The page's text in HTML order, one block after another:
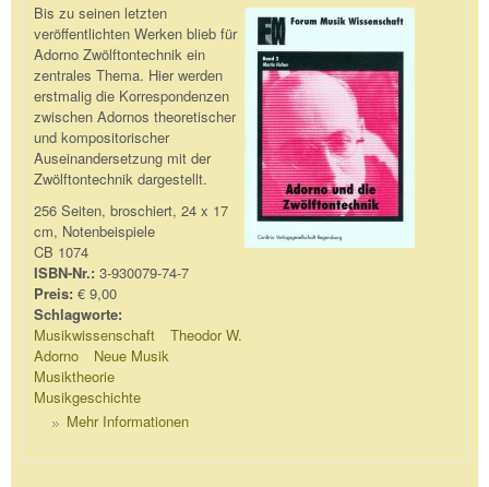
Bis zu seinen letzten
veröffentlichten Werken blieb für
Adorno Zwölftontechnik ein
zentrales Thema. Hier werden
erstmalig die Korrespondenzen
zwischen Adornos theoretischer
und kompositorischer
Auseinandersetzung mit der
Zwölftontechnik dargestellt.
256 Seiten, broschiert, 24 x 17
cm, Notenbeispiele
CB 1074
ISBN-Nr.: 3-930079-74-7
Preis: € 9,00
Schlagworte:
Musikwissenschaft
Theodor W.
Adorno
Neue Musik
Musiktheorie
Musikgeschichte
Mehr Informationen